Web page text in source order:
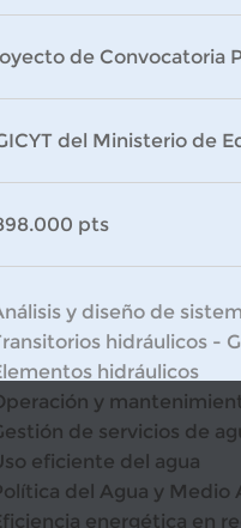
de Convocatoria
del Ministerio de
pts
y diseño de
hidráulicos -
hidráulicos
y
de servicios de
eficiente del agua
del Agua y Medio
energética en